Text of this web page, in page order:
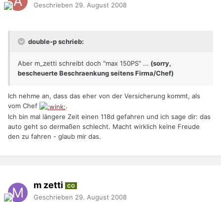
Geschrieben 29. August 2008
double-p schrieb:
Aber m_zetti schreibt doch "max 150PS" ... (sorry,
bescheuerte Beschraenkung seitens Firma/Chef)
Ich nehme an, dass das eher von der Versicherung kommt, als
vom Chef
.
Ich bin mal längere Zeit einen 118d gefahren und ich sage dir: das
auto geht so dermaßen schlecht. Macht wirklich keine Freude
den zu fahren - glaub mir das.
m zetti CO
Geschrieben 29. August 2008